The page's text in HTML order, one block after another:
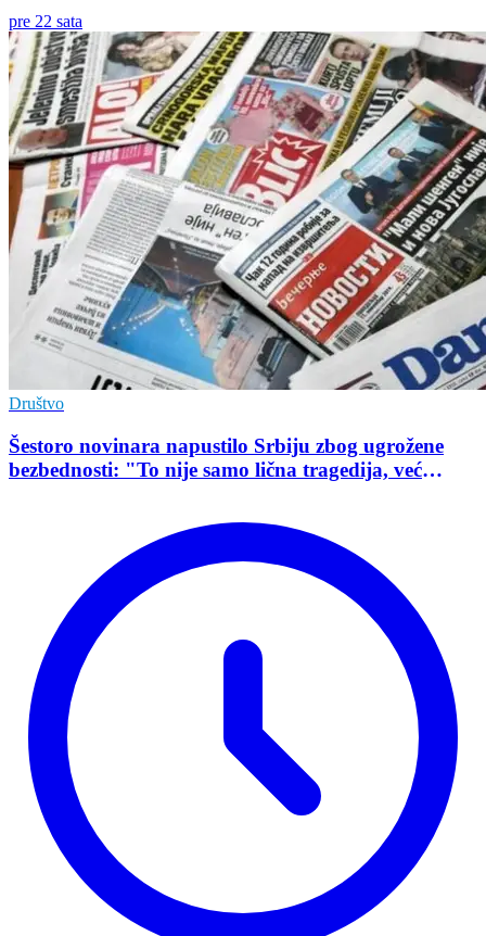
pre 22 sata
Društvo
Šestoro novinara napustilo Srbiju zbog ugrožene
bezbednosti: "To nije samo lična tragedija, već